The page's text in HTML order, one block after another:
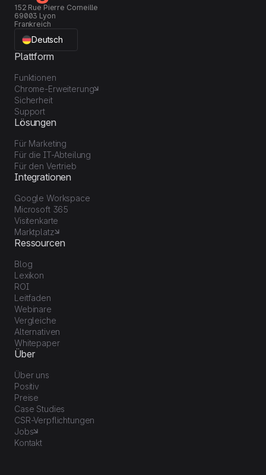
152 Rue Pierre Corneille
69003 Lyon
Frankreich
Deutsch
Plattform
Funktionen
Chrome-Erweiterung
Sicherheit
Support
Lösungen
Für Marketing
Für die IT-Abteilung
Für den Vertrieb
Integrationen
Google Workspace
Microsoft 365
Visitenkarte
Marktplatz
Ressourcen
Blog
Lexikon
ROI
Leitfaden
Webinare
Vergleiche
Alternativen
Whitepaper
Über
Über uns
Positiv
Preise
Case Studies
CSR-Verpflichtungen
Jobs
Kontakt